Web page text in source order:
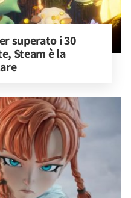
superato i 30
Steam è la